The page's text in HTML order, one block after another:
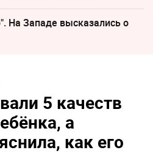
На Западе высказались о
5 качеств
а
как его